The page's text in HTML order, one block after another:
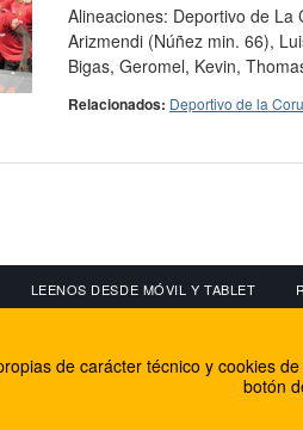
Alineaciones: Deportivo de
Arizmendi (Núñez min. 66),
Bigas, Geromel, Kevin,
Relacionados: Deportivo de la
LEENOS DESDE MÓVIL Y TABLET
El equipo de
Soluciones
de carácter técnico y cookies
botón